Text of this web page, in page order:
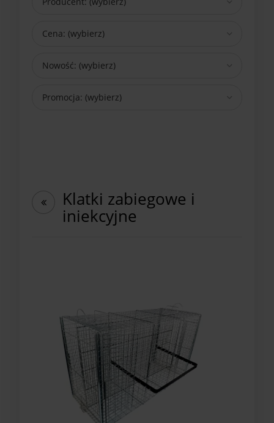
Cena: (wybierz)
Nowość: (wybierz)
Promocja: (wybierz)
Klatki zabiegowe i
iniekcyjne